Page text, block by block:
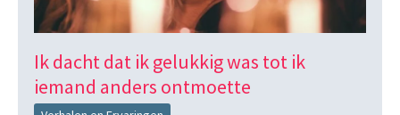
Ik dacht dat ik gelukkig was tot ik
iemand anders ontmoette